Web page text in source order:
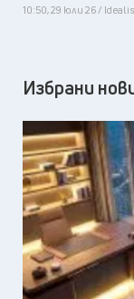
10:50, 29 юли 26 /
Избрани